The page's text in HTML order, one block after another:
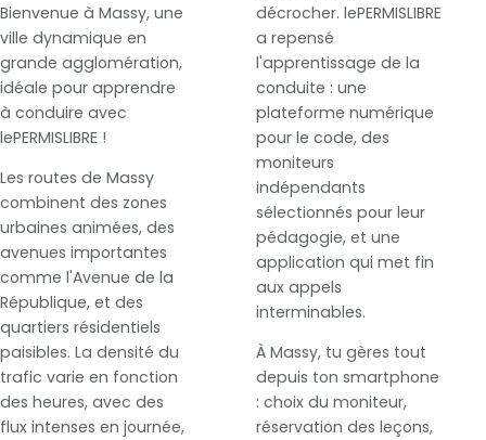
Bienvenue à Massy, une
ville dynamique en
grande agglomération,
idéale pour apprendre
à conduire avec
lePERMISLIBRE !
Les routes de Massy
combinent des zones
urbaines animées, des
avenues importantes
comme l'Avenue de la
République, et des
quartiers résidentiels
paisibles. La densité du
trafic varie en fonction
des heures, avec des
flux intenses en journée,
décrocher. lePERMISLIBRE
a repensé
l'apprentissage de la
conduite : une
plateforme numérique
pour le code, des
moniteurs
indépendants
sélectionnés pour leur
pédagogie, et une
application qui met fin
aux appels
interminables.
À Massy, tu gères tout
depuis ton smartphone
: choix du moniteur,
réservation des leçons,